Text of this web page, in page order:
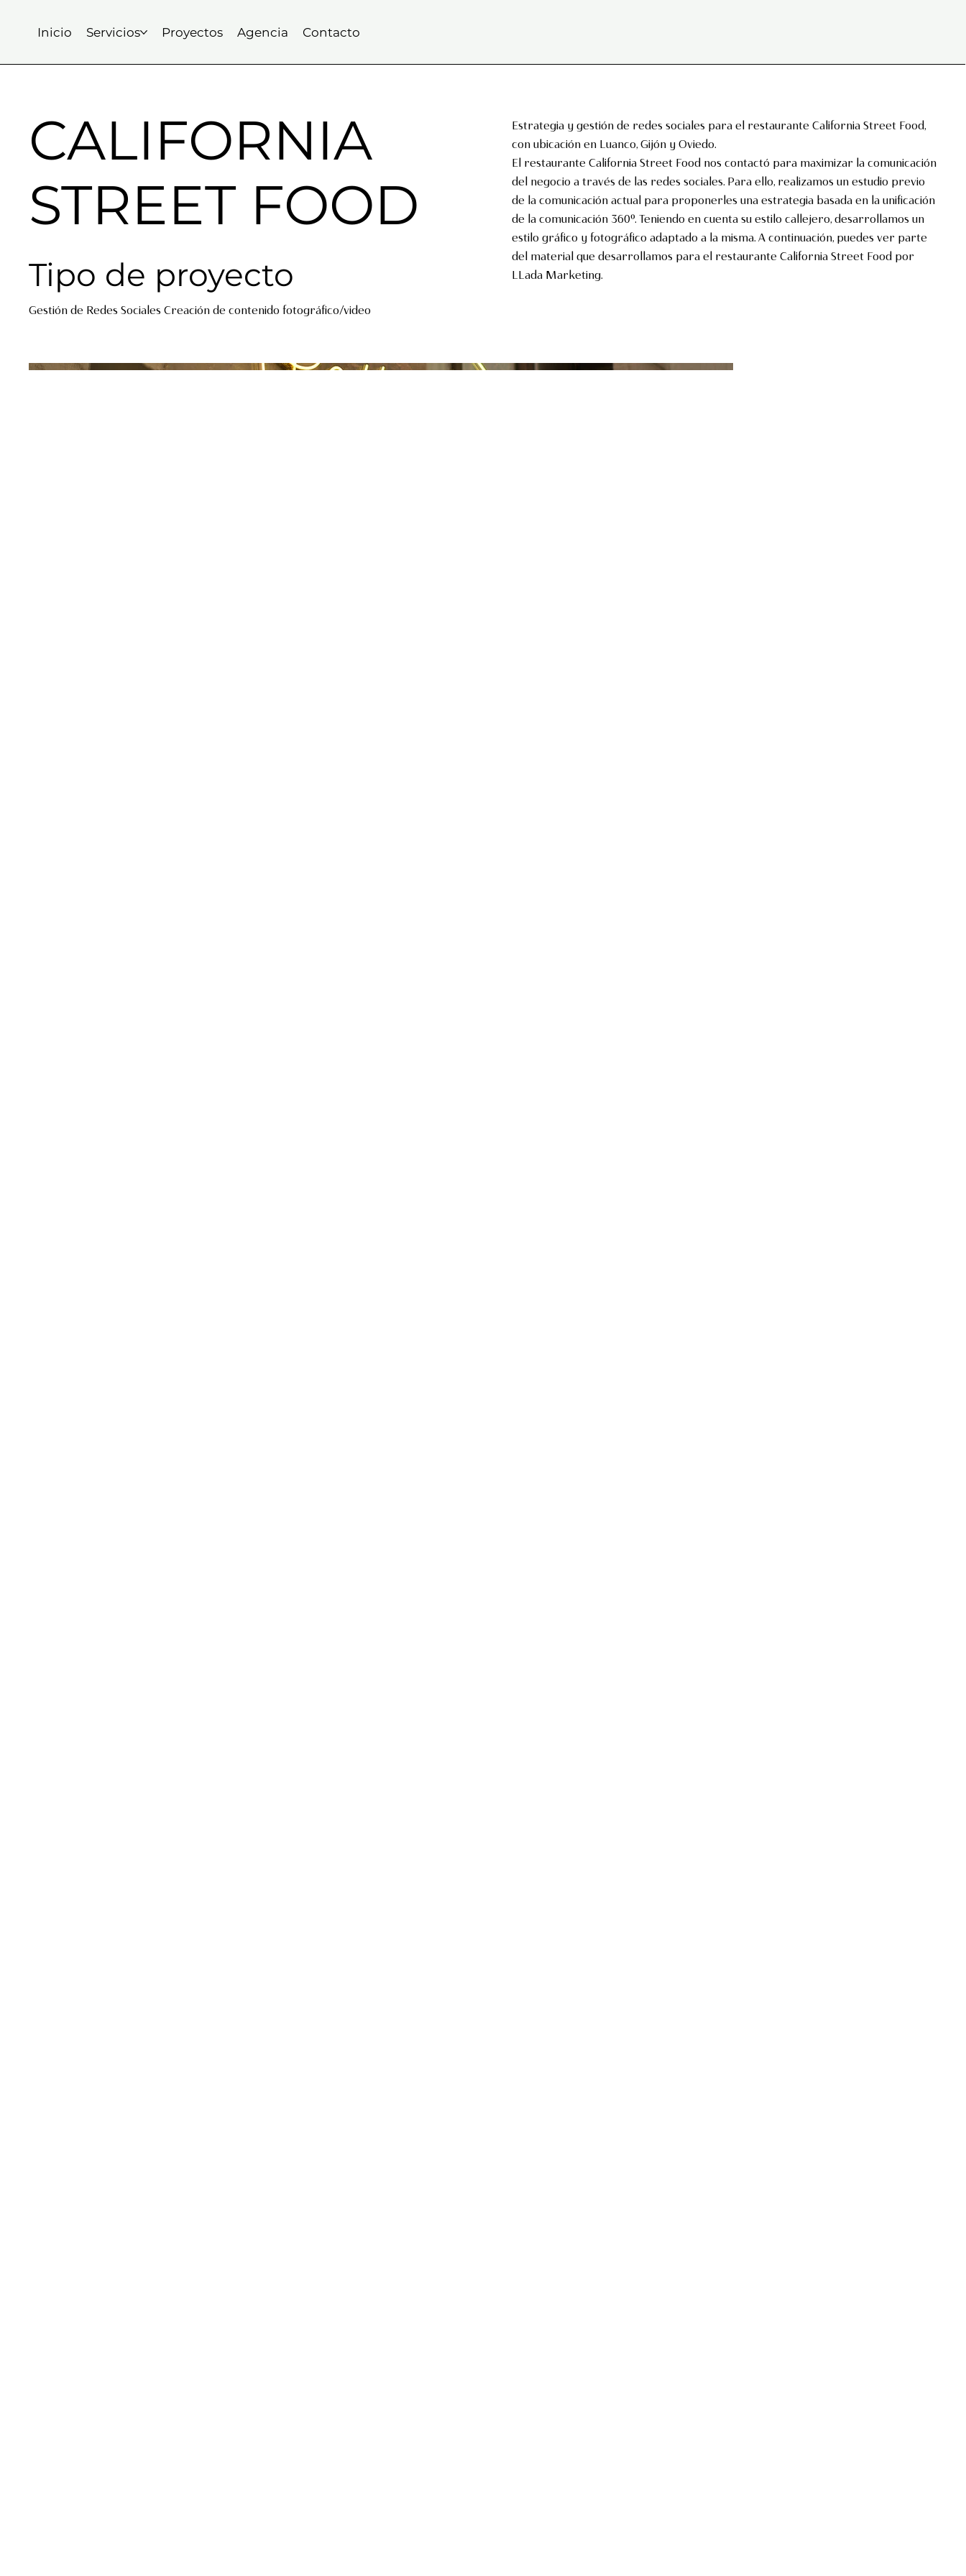
Inicio Servicios Proyectos Agencia Contacto
CALIFORNIA
STREET FOOD
Tipo de proyecto
Gestión de Redes Sociales Creación de contenido fotográfico/video
Estrategia y gestión de redes sociales para el restaurante California Street Food,
con ubicación en Luanco, Gijón y Oviedo.
El restaurante California Street Food nos contactó para maximizar la comunicación
del negocio a través de las redes sociales. Para ello, realizamos un estudio previo
de la comunicación actual para proponerles una estrategia basada en la unificación
de la comunicación 360º. Teniendo en cuenta su estilo callejero, desarrollamos un
estilo gráfico y fotográfico adaptado a la misma. A continuación, puedes ver parte
del material que desarrollamos para el restaurante California Street Food por
LLada Marketing.